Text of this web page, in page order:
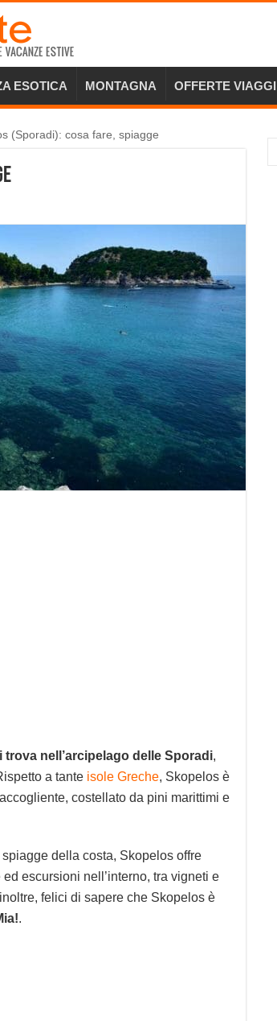
ESOTICA MONTAGNA OFFERTE VIAGGI
(Sporadi): cosa fare, spiagge
nell’arcipelago delle Sporadi,
a tante isole Greche, Skopelos è
costellato da pini marittimi e
della costa, Skopelos offre
escursioni nell’interno, tra vigneti e
felici di sapere che Skopelos è
.